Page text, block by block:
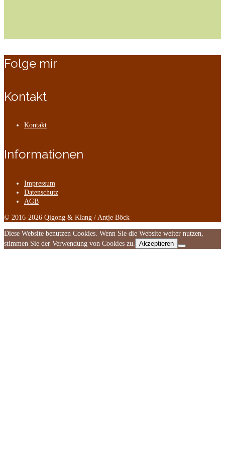
Folge mir
Kontakt
Kontakt
Informationen
Impressum
Datenschutz
AGB
© 2016-2026 Qigong & Klang / Antje Böck
Diese Website benutzen Cookies. Wenn Sie die Website weiter nutzen,
stimmen Sie der Verwendung von Cookies zu. Akzeptieren